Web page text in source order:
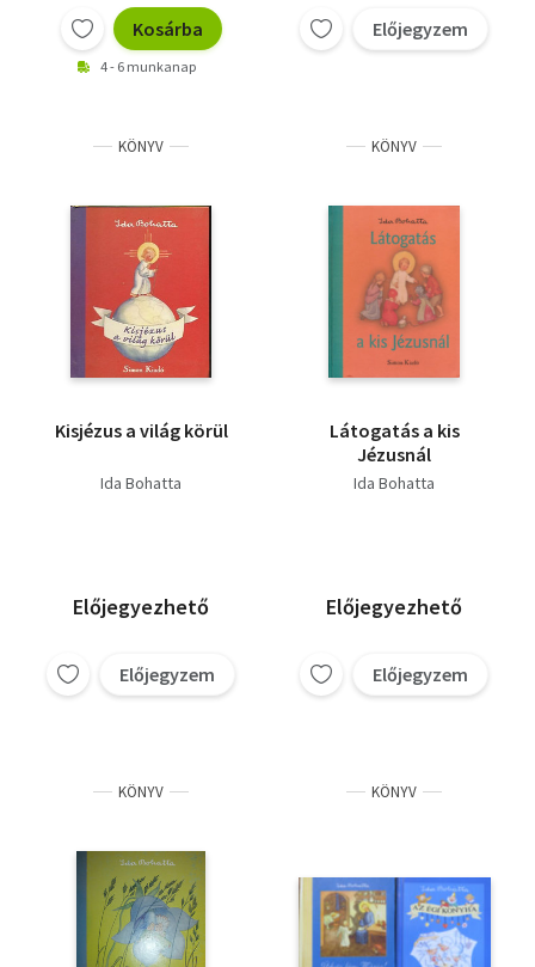
Kosárba
4 - 6 munkanap
Előjegyzem
KÖNYV
Kisjézus a világ körül
Ida Bohatta
Előjegyezhető
Előjegyzem
KÖNYV
Látogatás a kis
Jézusnál
Ida Bohatta
Előjegyezhető
Előjegyzem
KÖNYV KÖNYV